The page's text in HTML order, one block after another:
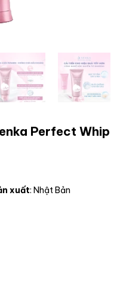
Perfect Whip
xuất: Nhật Bản